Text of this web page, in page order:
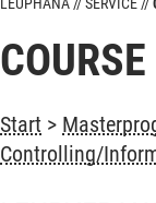
Start >
Controlling/